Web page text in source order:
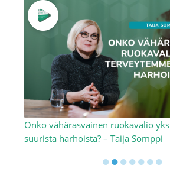
Onko vähärasvainen ruokavalio
suurista harhoista? – Taija Somppi
●●●●●●●